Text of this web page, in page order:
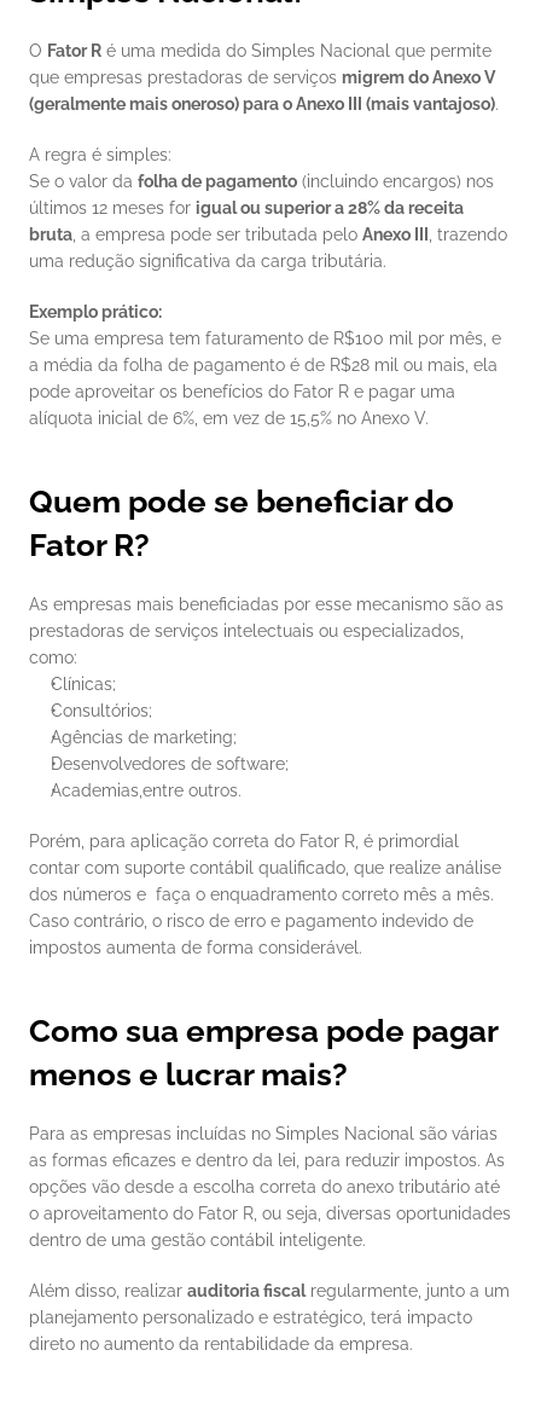
O Fator R é uma medida do Simples Nacional que permite
que empresas prestadoras de serviços migrem do Anexo V
(geralmente mais oneroso) para o Anexo III (mais vantajoso).
A regra é simples:
Se o valor da folha de pagamento (incluindo encargos) nos
últimos 12 meses for igual ou superior a 28% da receita
bruta, a empresa pode ser tributada pelo Anexo III , trazendo
uma redução significativa da carga tributária.
Exemplo prático:
Se uma empresa tem faturamento de R$100 mil por mês, e
a média da folha de pagamento é de R$28 mil ou mais, ela
pode aproveitar os benefícios do Fator R e pagar uma
alíquota inicial de 6%, em vez de 15,5% no Anexo V.
Quem pode se beneficiar do
Fator R?
As empresas mais beneficiadas por esse mecanismo são as
prestadoras de serviços intelectuais ou especializados,
como:
Clínicas;
Consultórios;
Agências de marketing;
Desenvolvedores de software;
Academias,entre outros.
Porém, para aplicação correta do Fator R, é primordial
contar com suporte contábil qualificado, que realize análise
dos números e  faça o enquadramento correto mês a mês.
Caso contrário, o risco de erro e pagamento indevido de
impostos aumenta de forma considerável.
Como sua empresa pode pagar
menos e lucrar mais?
Para as empresas incluídas no Simples Nacional são várias
as formas eficazes e dentro da lei, para reduzir impostos. As
opções vão desde a escolha correta do anexo tributário até
o aproveitamento do Fator R, ou seja, diversas oportunidades
dentro de uma gestão contábil inteligente.
Além disso, realizar auditoria fiscal regularmente, junto a um
planejamento personalizado e estratégico, terá impacto
direto no aumento da rentabilidade da empresa.